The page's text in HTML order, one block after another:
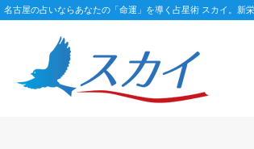
名古屋の占いならあなたの「命運」を導く占星術 スカイ。新